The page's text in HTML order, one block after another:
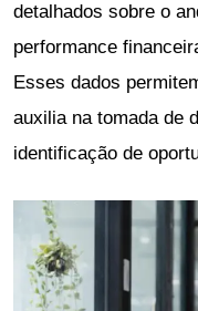
detalhados sobre o
performance
Esses dados
auxilia na tomada de
identificação de